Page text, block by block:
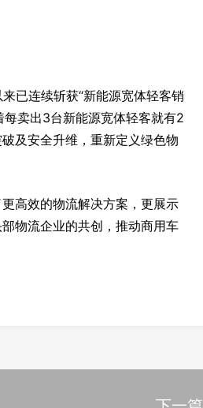
已连续斩获“新能源宽体轻客销
卖出3台新能源宽体轻客就有2
及安全升维，重新定义绿色物
高效的物流解决方案，更展示
物流企业的共创，推动商用车